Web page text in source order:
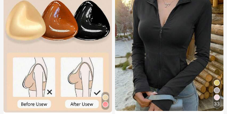
33
#1 TOP 3위
에서 K-J 트렌드 추천 상품 여성 아우터웨어